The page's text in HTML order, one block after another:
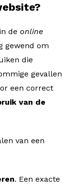
de online
gewend om
die
gevallen
een correct
van de
van een
. Een exacte